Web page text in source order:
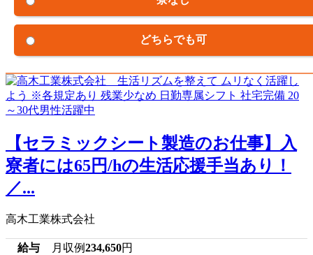
どちらでも可
【セラミックシート製造のお仕事】入
寮者には65円/hの生活応援手当あり！
／...
高木工業株式会社
給与 月収例234,650円